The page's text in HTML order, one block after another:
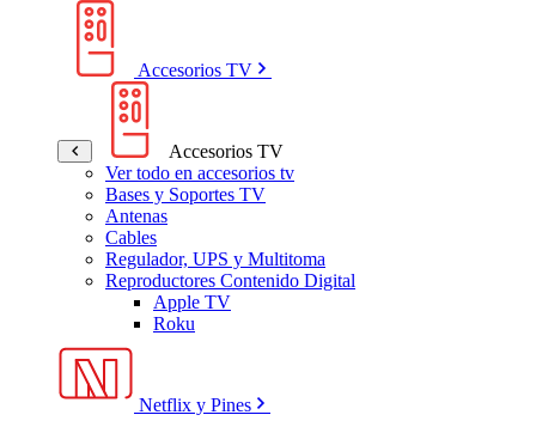
Accesorios TV
Accesorios TV
Ver todo en accesorios tv
Bases y Soportes TV
Antenas
Cables
Regulador, UPS y Multitoma
Reproductores Contenido Digital
Apple TV
Roku
Netflix y Pines